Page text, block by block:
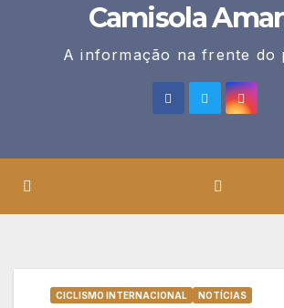
Camisola
A informação na frente do
CICLISMO INTERNACIONAL NOTÍCIAS